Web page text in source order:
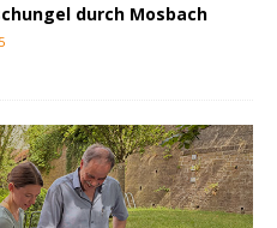
durch Mosbach